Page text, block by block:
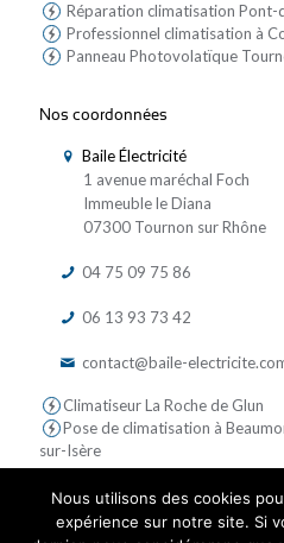
Réparation climatisation Pont-
Professionnel climatisation à
Panneau Photovolatïque
Nos coordonnées
Baile Électricité
1 avenue maréchal Foch
Immeuble le Diana
07300 Tournon sur Rhône
04 75 09 75 86
06 13 93 73 42
contact@baile-
Climatiseur La Roche de Glun
Pose de climatisation à
sur-Isère
Nous utilisons des cookies
expérience sur notre site. Si